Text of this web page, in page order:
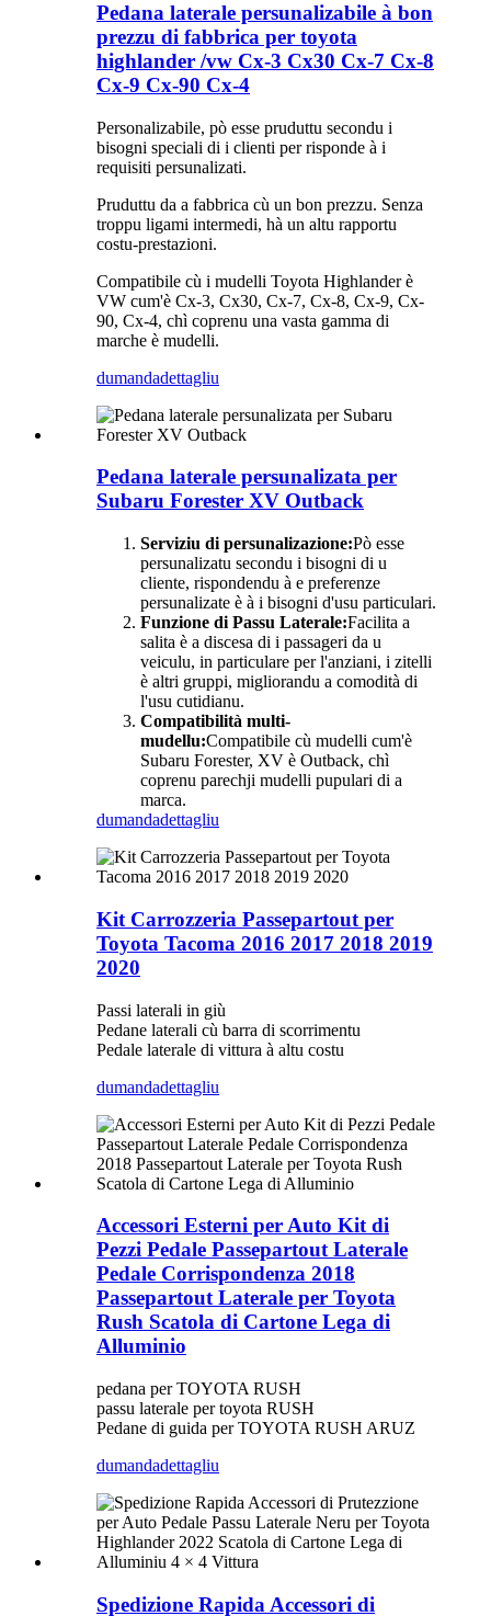
Pedana laterale persunalizabile à bon
prezzu di fabbrica per toyota
highlander /vw Cx-3 Cx30 Cx-7 Cx-8
Cx-9 Cx-90 Cx-4
Personalizabile, pò esse pruduttu secondu i
bisogni speciali di i clienti per risponde à i
requisiti persunalizati.
Pruduttu da a fabbrica cù un bon prezzu. Senza
troppu ligami intermedi, hà un altu rapportu
costu-prestazioni.
Compatibile cù i mudelli Toyota Highlander è
VW cum'è Cx-3, Cx30, Cx-7, Cx-8, Cx-9, Cx-
90, Cx-4, chì coprenu una vasta gamma di
marche è mudelli.
dumandadettagliu
Pedana laterale persunalizata per
Subaru Forester XV Outback
Serviziu di persunalizazione:Pò esse
persunalizatu secondu i bisogni di u
cliente, rispondendu à e preferenze
persunalizate è à i bisogni d'usu particulari.
Funzione di Passu Laterale:Facilita a
salita è a discesa di i passageri da u
veiculu, in particulare per l'anziani, i zitelli
è altri gruppi, migliorandu a comodità di
l'usu cutidianu.
Compatibilità multi-
mudellu:Compatibile cù mudelli cum'è
Subaru Forester, XV è Outback, chì
coprenu parechji mudelli pupulari di a
marca.
dumandadettagliu
Kit Carrozzeria Passepartout per
Toyota Tacoma 2016 2017 2018 2019
2020
Passi laterali in giù
Pedane laterali cù barra di scorrimentu
Pedale laterale di vittura à altu costu
dumandadettagliu
Accessori Esterni per Auto Kit di
Pezzi Pedale Passepartout Laterale
Pedale Corrispondenza 2018
Passepartout Laterale per Toyota
Rush Scatola di Cartone Lega di
Alluminio
pedana per TOYOTA RUSH
passu laterale per toyota RUSH
Pedane di guida per TOYOTA RUSH ARUZ
dumandadettagliu
Spedizione Rapida Accessori di